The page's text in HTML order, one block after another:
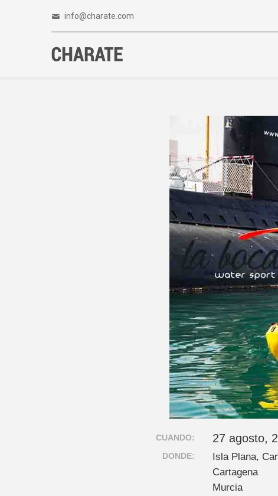
info@charate.com
CUANDO: 27 agosto,
DONDE:
Isla Plana,
Cartagena
Murcia